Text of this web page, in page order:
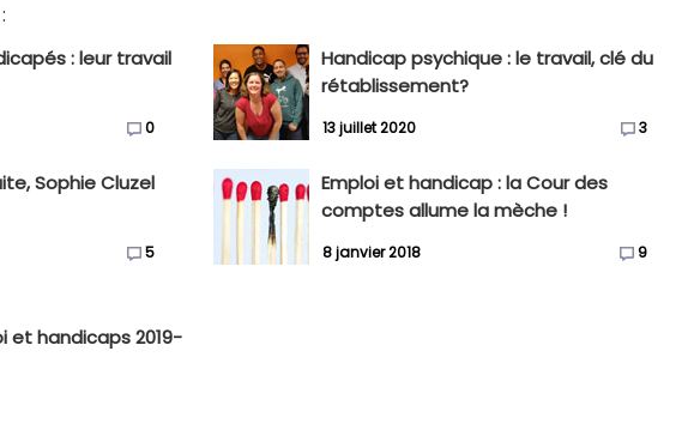
: leur travail
0
Handicap psychique : le travail, clé du
rétablissement?
13 juillet 2020 3
Sophie Cluzel
5
Emploi et handicap : la Cour des
comptes allume la mèche !
8 janvier 2018 9
et handicaps 2019-